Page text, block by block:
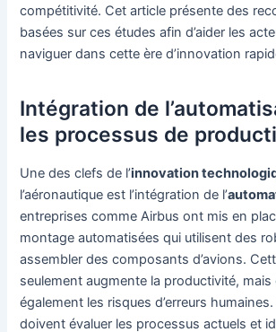
compétitivité. Cet article présente des
basées sur ces études afin d’aider les
naviguer dans cette ère d’innovation
Intégration de
les processus de
Une des clefs de l’innovation
l’aéronautique est l’intégration de l’
entreprises comme Airbus ont mis en
montage automatisées qui utilisent des
assembler des composants d’avions.
seulement augmente la productivité, mais
également les risques d’erreurs
doivent évaluer les processus actuels et